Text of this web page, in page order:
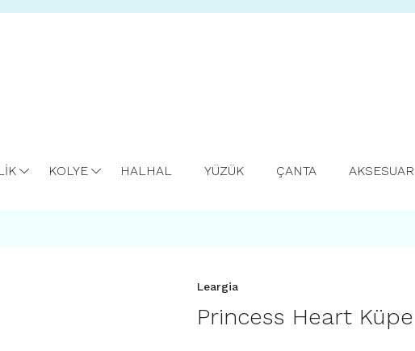
KOLYE HALHAL YÜZÜK ÇANTA AKSESUAR
Leargia
Princess Heart Küpe